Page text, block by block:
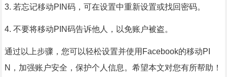
3. 若忘记移动PIN码，可在设置中重新设置或找回密码。
4. 不要将移动PIN码告诉他人，以免账户被盗。
通过以上步骤，您可以轻松设置并使用Facebook的移动PI
N，加强账户安全，保护个人信息。希望本文对您有所帮助！